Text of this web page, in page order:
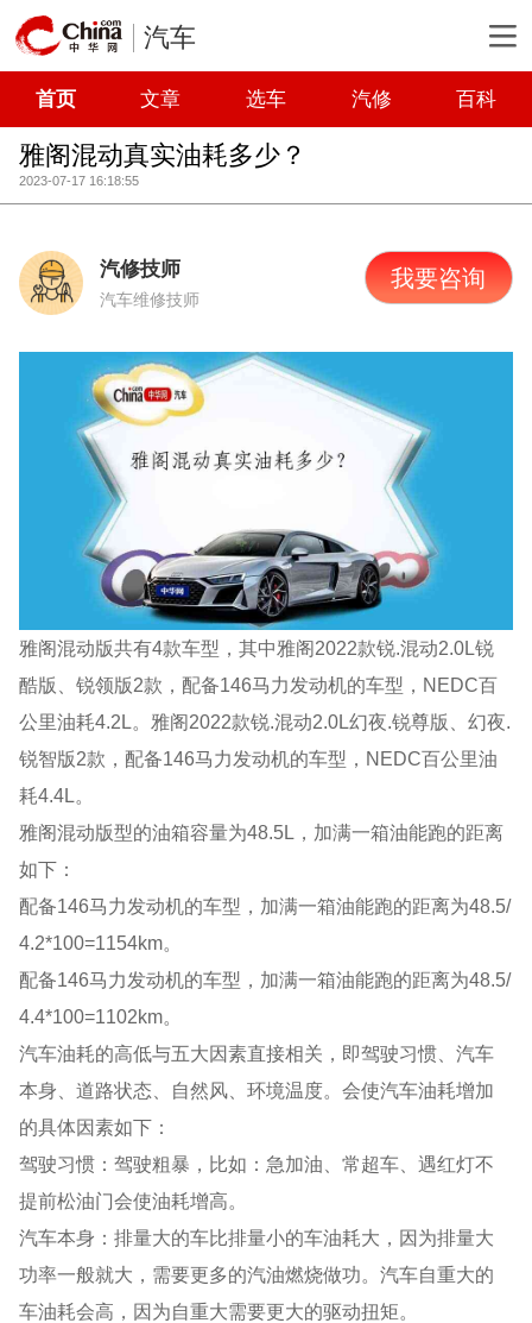
汽车
首页 文章 选车 汽修 百科
雅阁混动真实油耗多少？
2023-07-17 16:18:55
汽修技师
汽车维修技师
我要咨询
雅阁混动版共有4款车型，其中雅阁2022款锐.混动2.0L锐
酷版、锐领版2款，配备146马力发动机的车型，NEDC百
公里油耗4.2L。雅阁2022款锐.混动2.0L幻夜.锐尊版、幻夜.
锐智版2款，配备146马力发动机的车型，NEDC百公里油
耗4.4L。
雅阁混动版型的油箱容量为48.5L，加满一箱油能跑的距离
如下：
配备146马力发动机的车型，加满一箱油能跑的距离为48.5/
4.2*100=1154km。
配备146马力发动机的车型，加满一箱油能跑的距离为48.5/
4.4*100=1102km。
汽车油耗的高低与五大因素直接相关，即驾驶习惯、汽车
本身、道路状态、自然风、环境温度。会使汽车油耗增加
的具体因素如下：
驾驶习惯：驾驶粗暴，比如：急加油、常超车、遇红灯不
提前松油门会使油耗增高。
汽车本身：排量大的车比排量小的车油耗大，因为排量大
功率一般就大，需要更多的汽油燃烧做功。汽车自重大的
车油耗会高，因为自重大需要更大的驱动扭矩。